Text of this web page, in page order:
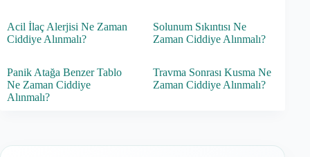
Acil İlaç Alerjisi Ne Zaman
Ciddiye Alınmalı?
Solunum Sıkıntısı Ne
Zaman Ciddiye Alınmalı?
Panik Atağa Benzer Tablo
Ne Zaman Ciddiye
Alınmalı?
Travma Sonrası Kusma Ne
Zaman Ciddiye Alınmalı?